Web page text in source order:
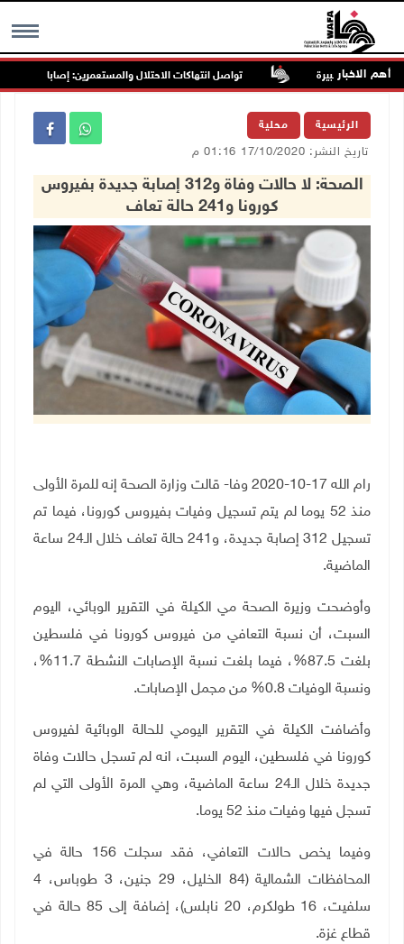
MENU أهم الاخبار تواصل انتهاكات الاحتلال والمستعمرين: إصابات واعتقالات
الرئيسية محلية
تاريخ النشر: 17/10/2020 01:16 م
الصحة: لا حالات وفاة و312 إصابة جديدة بفيروس
كورونا و241 حالة تعاف
رام الله 17-10-2020 وفا- قالت وزارة الصحة إنه للمرة الأولى
منذ 52 يوما لم يتم تسجيل وفيات بفيروس كورونا، فيما تم
تسجيل 312 إصابة جديدة، و241 حالة تعاف خلال الـ24 ساعة
الماضية.
وأوضحت وزيرة الصحة مي الكيلة في التقرير الوبائي، اليوم
السبت، أن نسبة التعافي من فيروس كورونا في فلسطين
بلغت 87.5%، فيما بلغت نسبة الإصابات النشطة 11.7%،
ونسبة الوفيات 0.8% من مجمل الإصابات
.
وأضافت الكيلة في التقرير اليومي للحالة الوبائية لفيروس
كورونا في فلسطين، اليوم السبت، انه لم تسجل حالات وفاة
جديدة خلال الـ24 ساعة الماضية، وهي المرة الأولى التي لم
تسجل فيها وفيات منذ 52 يوما
.
وفيما يخص حالات التعافي، فقد سجلت 156 حالة في
المحافظات الشمالية (84 الخليل، 29 جنين، 3 طوباس، 4
سلفيت، 16 طولكرم، 20 نابلس)، إضافة إلى 85 حالة في
قطاع غزة.